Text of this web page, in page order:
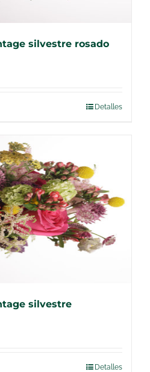
silvestre rosado
Detalles
silvestre
Detalles